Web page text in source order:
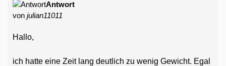
Antwort
von julian11011
Hallo,
ich hatte eine Zeit lang deutlich zu wenig Gewicht. Egal